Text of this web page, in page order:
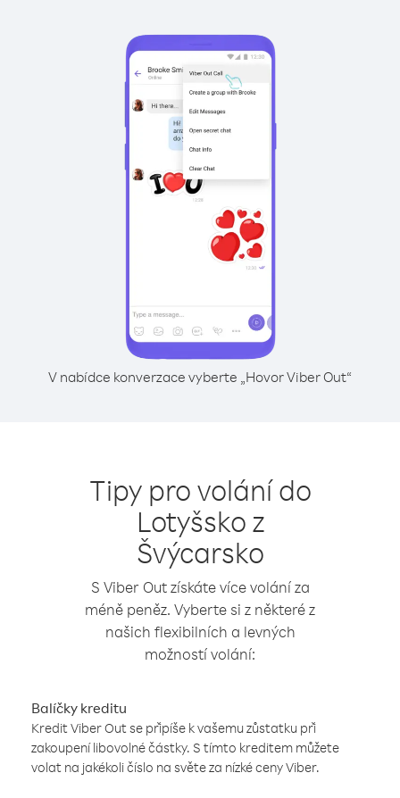
V nabídce konverzace vyberte „Hovor Viber Out“
Tipy pro volání do
Lotyšsko z
Švýcarsko
S Viber Out získáte více volání za
méně peněz. Vyberte si z některé z
našich flexibilních a levných
možností volání:
Balíčky kreditu
Kredit Viber Out se připíše k vašemu zůstatku při
zakoupení libovolné částky. S tímto kreditem můžete
volat na jakékoli číslo na světe za nízké ceny Viber.